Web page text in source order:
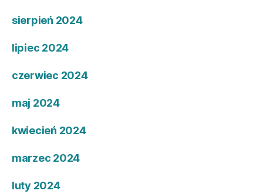
sierpień 2024
lipiec 2024
czerwiec 2024
maj 2024
kwiecień 2024
marzec 2024
luty 2024